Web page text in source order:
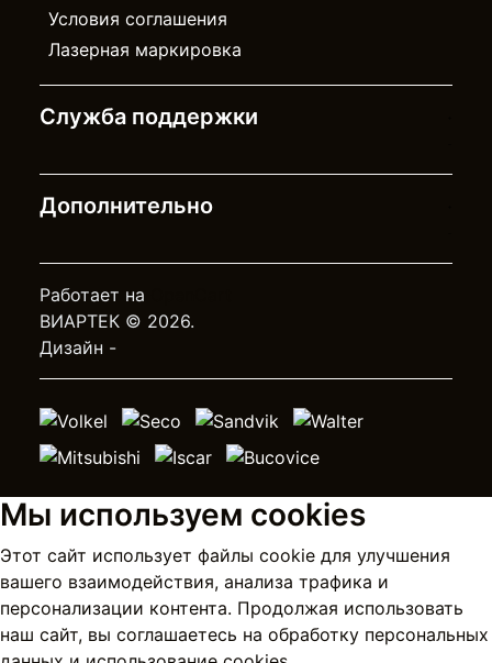
Условия соглашения
Лазерная маркировка
Служба поддержки
Дополнительно
Работает на
ВИАРТЕК © 2026.
Дизайн -
Мы используем cookies
Этот сайт использует файлы cookie для улучшения
вашего взаимодействия, анализа трафика и
персонализации контента. Продолжая использовать
наш сайт, вы соглашаетесь на обработку персональных